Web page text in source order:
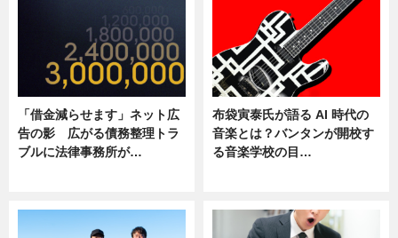
「借金減らせます」ネット広
告の影 広がる債務整理トラ
ブルに法律事務所が…
布袋寅泰氏が語る AI 時代の
音楽とは？バンタンが開校す
る音楽学校の目…